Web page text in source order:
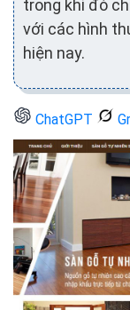
trong khi đó
với các hình
hiện nay.
ChatGPT